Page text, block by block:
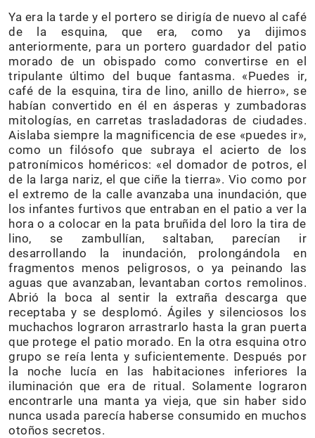
Ya era la tarde y el portero se dirigía de nuevo al café
de la esquina, que era, como ya dijimos
anteriormente, para un portero guardador del patio
morado de un obispado como convertirse en el
tripulante último del buque fantasma. «Puedes ir,
café de la esquina, tira de lino, anillo de hierro», se
habían convertido en él en ásperas y zumbadoras
mitologías, en carretas trasladadoras de ciudades.
Aislaba siempre la magnificencia de ese «puedes ir»,
como un filósofo que subraya el acierto de los
patronímicos homéricos: «el domador de potros, el
de la larga nariz, el que ciñe la tierra». Vio como por
el extremo de la calle avanzaba una inundación, que
los infantes furtivos que entraban en el patio a ver la
hora o a colocar en la pata bruñida del loro la tira de
lino, se zambullían, saltaban, parecían ir
desarrollando la inundación, prolongándola en
fragmentos menos peligrosos, o ya peinando las
aguas que avanzaban, levantaban cortos remolinos.
Abrió la boca al sentir la extraña descarga que
receptaba y se desplomó. Ágiles y silenciosos los
muchachos lograron arrastrarlo hasta la gran puerta
que protege el patio morado. En la otra esquina otro
grupo se reía lenta y suficientemente. Después por
la noche lucía en las habitaciones inferiores la
iluminación que era de ritual. Solamente lograron
encontrarle una manta ya vieja, que sin haber sido
nunca usada parecía haberse consumido en muchos
otoños secretos.